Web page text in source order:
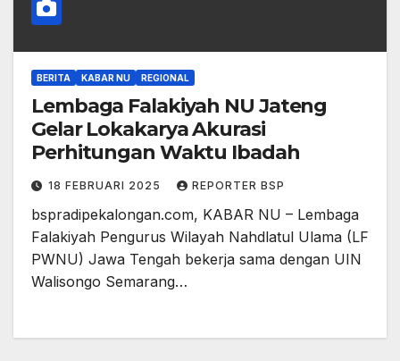
BERITA KABAR NU REGIONAL
Lembaga Falakiyah NU Jateng
Gelar Lokakarya Akurasi
Perhitungan Waktu Ibadah
18 FEBRUARI 2025 REPORTER BSP
bspradipekalongan.com, KABAR NU – Lembaga
Falakiyah Pengurus Wilayah Nahdlatul Ulama (LF
PWNU) Jawa Tengah bekerja sama dengan UIN
Walisongo Semarang…